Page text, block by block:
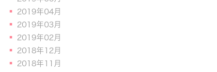
2019年04月
2019年03月
2019年02月
2018年12月
2018年11月